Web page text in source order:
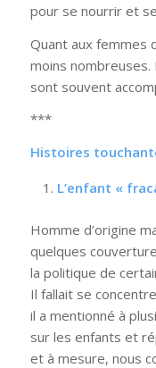
pour se nourrir et
Quant aux femmes
moins
sont souvent
***
Histoires
L’enfant «
Homme d’origine
quelques
la politique de
Il fallait se
il a mentionné à
sur les enfants et
et à mesure, nous